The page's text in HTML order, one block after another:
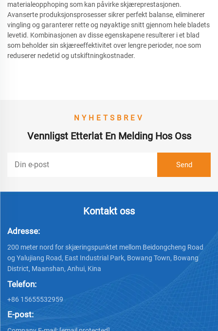
materialeopphoping som kan påvirke skjæreprestasjonen.
Avanserte produksjonsprosesser sikrer perfekt balanse, eliminerer
vingling og garanterer rette og nøyaktige snitt gjennom hele bladets
levetid. Kombinasjonen av disse egenskapene resulterer i et blad
som beholder sin skjæreeffektivitet over lengre perioder, noe som
reduserer nedetid og utskiftningkostnader.
NYHETSBREV
Vennligst Etterlat En Melding Hos Oss
Kontakt oss
Adresse:
200 meter nord for skjæringspunktet mellom Beidongcheng Road
og Yalujiang Road, East Industrial Park, Bowang Town, Bowang
District, Maanshan, Anhui, Kina
Telefon:
+86 15655532959
E-post: